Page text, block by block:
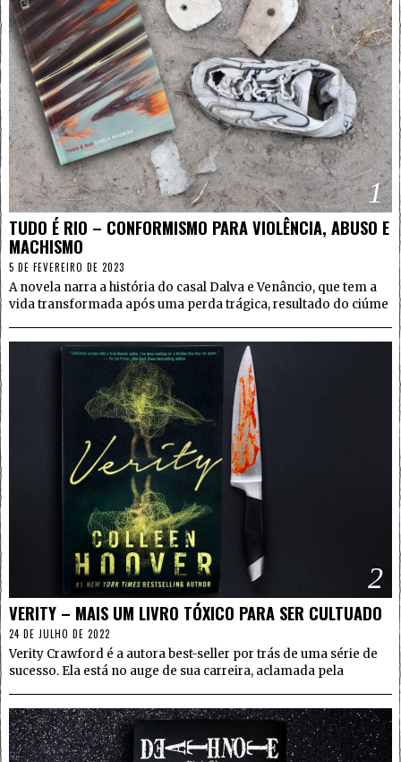
1
TUDO É RIO – CONFORMISMO PARA VIOLÊNCIA, ABUSO E
MACHISMO
5 DE FEVEREIRO DE 2023
A novela narra a história do casal Dalva e Venâncio, que tem a
vida transformada após uma perda trágica, resultado do ciúme
2
VERITY – MAIS UM LIVRO TÓXICO PARA SER CULTUADO
24 DE JULHO DE 2022
Verity Crawford é a autora best-seller por trás de uma série de
sucesso. Ela está no auge de sua carreira, aclamada pela